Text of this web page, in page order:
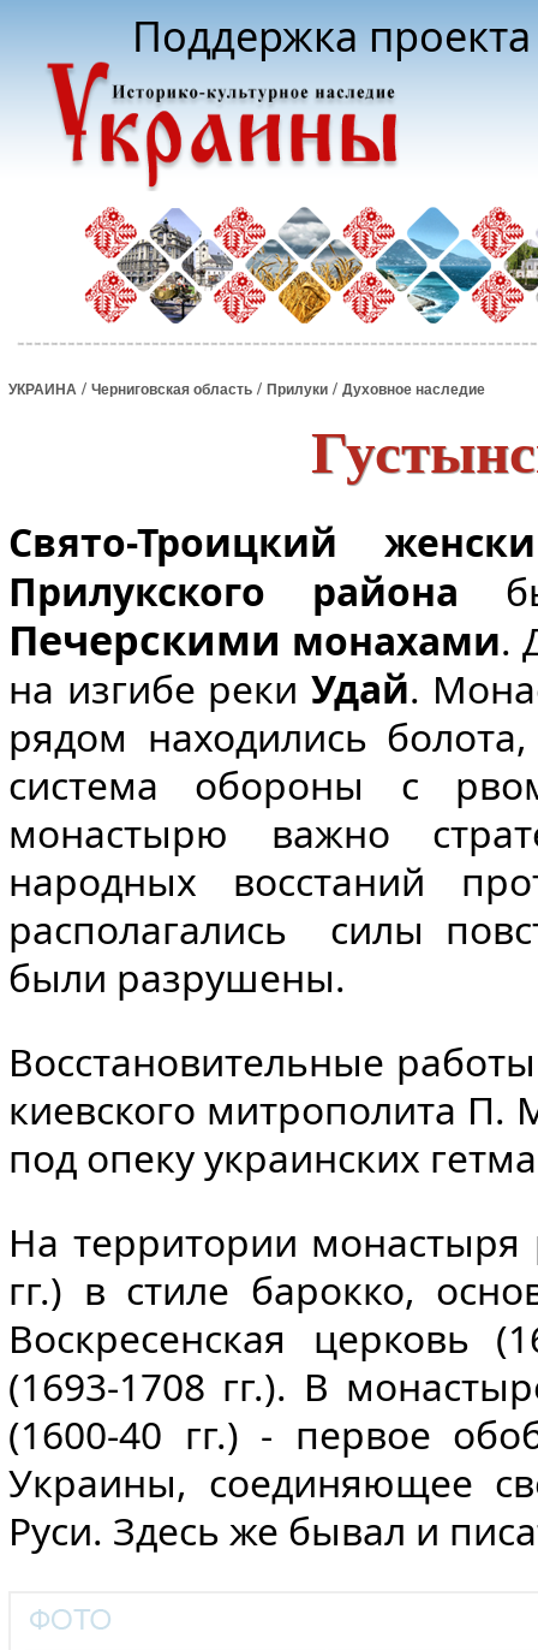
Поддержка
УКРАИНА / Черниговская область / Прилуки / Духовное наследие
Свято-Троицкий
Прилукского района
Печерскими монахами.
на изгибе реки Удай.
рядом находились
система обороны с
монастырю важно
народных восстаний
располагались силы
были разрушены.
Восстановительные
киевского митрополита П.
под опеку украинских
На территории монастыря
гг.) в стиле барокко,
Воскресенская церковь
(1693-1708 гг.). В
(1600-40 гг.) - первое
Украины, соединяющее
Руси. Здесь же бывал и